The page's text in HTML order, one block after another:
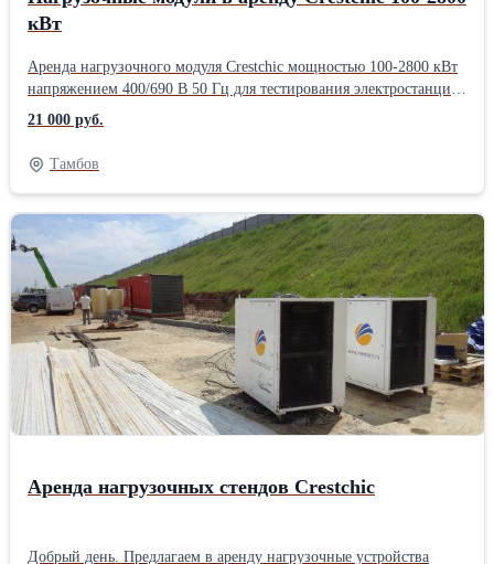
кВт
Аренда нагрузочного модуля Crestchic мощностью 100-2800 кВт
напряжением 400/690 В 50 Гц для тестирования электростанций.
Стенд на колесах. Размер 1550 x 1050 x 1552 мм Вес 580 кг
одного стенда 700 кВт Шаг изменения нагрузки 1 кВт.
Минимальный срок аренды нагрузочного модуля в Москве - 1
день. В стоимость аренды нагрузочного модуля включены
силовые кабели до 30 м для подключения к электростанции и
работа инженера-оператора. Нагрузочный модуль не требует
сборки и наличие фундамента под размещение.
21 000 руб.
Тамбов
Аренда нагрузочных стендов Crestchic
Добрый день. Предлагаем в аренду нагрузочные устройства